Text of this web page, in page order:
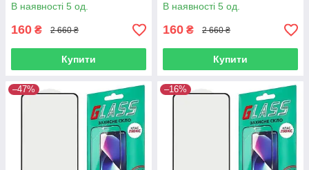
В наявності 5 од.
160 ₴ 2 660 ₴
Купити
В наявності 5 од.
160 ₴ 2 660 ₴
Купити
–47% –16%